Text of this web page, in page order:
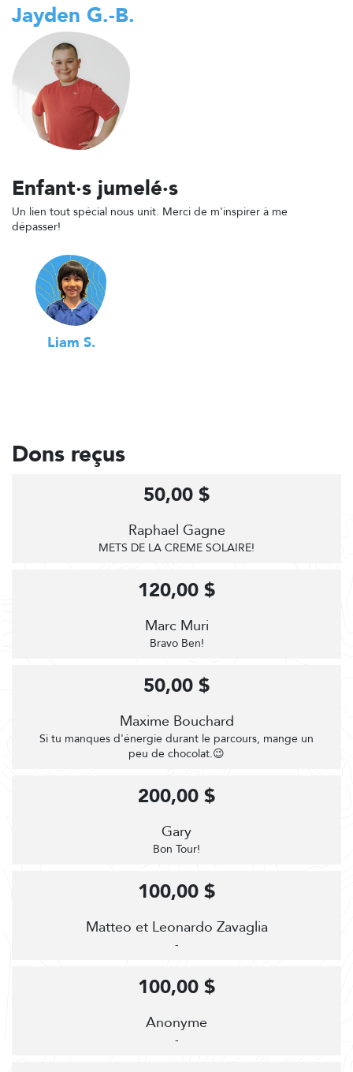
Jayden G.-B.
Enfant·s jumelé·s
Un lien tout spécial nous unit. Merci de m'inspirer à me
dépasser!
Liam S.
Dons reçus
Raphael Gagne
METS DE LA CREME SOLAIRE!
50,00 $
Marc Muri
Bravo Ben!
120,00 $
Maxime Bouchard
Si tu manques d'énergie durant le parcours, mange un
peu de chocolat.😉
50,00 $
Gary
Bon Tour!
200,00 $
Matteo et Leonardo Zavaglia
-
100,00 $
Anonyme
-
100,00 $